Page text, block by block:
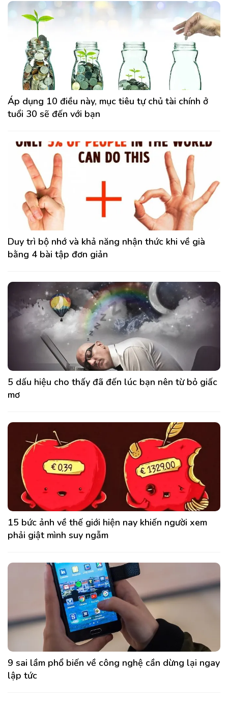
Áp dụng 10 điều này, mục tiêu tự chủ tài chính ở
tuổi 30 sẽ đến với bạn
Duy trì bộ nhớ và khả năng nhận thức khi về già
bằng 4 bài tập đơn giản
5 dấu hiệu cho thấy đã đến lúc bạn nên từ bỏ giấc
mơ
15 bức ảnh về thế giới hiện nay khiến người xem
phải giật mình suy ngẫm
9 sai lầm phổ biến về công nghệ cần dừng lại ngay
lập tức